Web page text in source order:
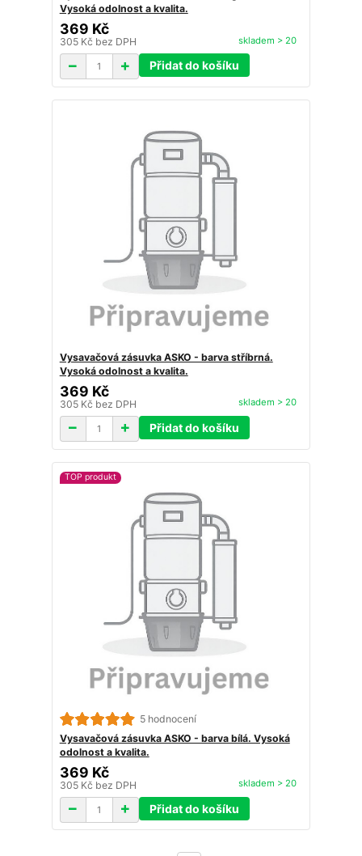
Vysoká odolnost a kvalita.
369 Kč
305 Kč bez DPH skladem > 20
Přidat do košíku
Vysavačová zásuvka ASKO - barva stříbrná.
Vysoká odolnost a kvalita.
369 Kč
305 Kč bez DPH skladem > 20
Přidat do košíku
TOP produkt
5 hodnocení
Vysavačová zásuvka ASKO - barva bílá. Vysoká
odolnost a kvalita.
369 Kč
305 Kč bez DPH skladem > 20
Přidat do košíku